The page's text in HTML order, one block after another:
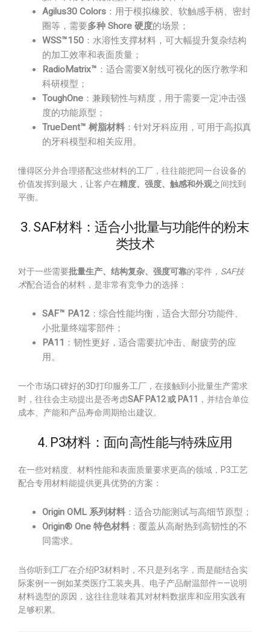
Agilus30 Colors ：用于模拟橡胶、软触感手柄、密封
圈等，需要多种 Shore 硬度的场景；
WSS™150 ：水溶性支撑材料，可大幅提升复杂结构
的加工效率和表面质量；
RadioMatrix™ ：适合需要X射线可视化的医疗教学和
科研模型；
ToughOne ：兼顾韧性与精度，用于需要一定冲击强
度的功能原型；
TrueDent™ 树脂材料 ：针对牙科应用，可用于高拟真
的牙科模型和相关应用。
懂得区分并合理搭配这些材料的工厂，往往能把同一台设备的
价值发挥到最大，让客户在精度、强度、触感和外观之间找到
平衡。
3. SAF材料：适合小批量与功能件的粉末
类技术
对于一些需要批量生产、结构复杂、强度可靠的零件， SAF技
术配合适合的材料，是非常有竞争力的选择：
SAF™ PA12 ：综合性能均衡，适合大部分功能件、
小批量终端零部件；
PA11 ：韧性更好，适合需要抗冲击、耐疲劳的应
用。
一个市场口碑好的3D打印服务工厂，在接触到小批量生产需求
时，往往会主动提出是否考虑SAF PA12 或 PA11
，并结合单位
成本、产能和产品寿命周期给出建议。
4. P3材料：面向高性能与特殊应用
在一些对精度、材料性能和表面质量要求更高的领域，P3工艺
配合专用材料能提供更具优势的方案：
Origin OML 系列材料 ：适合功能测试与高细节原型；
Origin® One 特色材料 ：覆盖从高耐热到高韧性的不
同需求。
当你听到工厂在介绍P3材料时，不只是列名字，而是能结合实
际案例——例如某类医疗工装夹具、电子产品耐温部件——说明
材料选型的原因，这往往意味着其对材料数据库和应用实践有
足够积累。